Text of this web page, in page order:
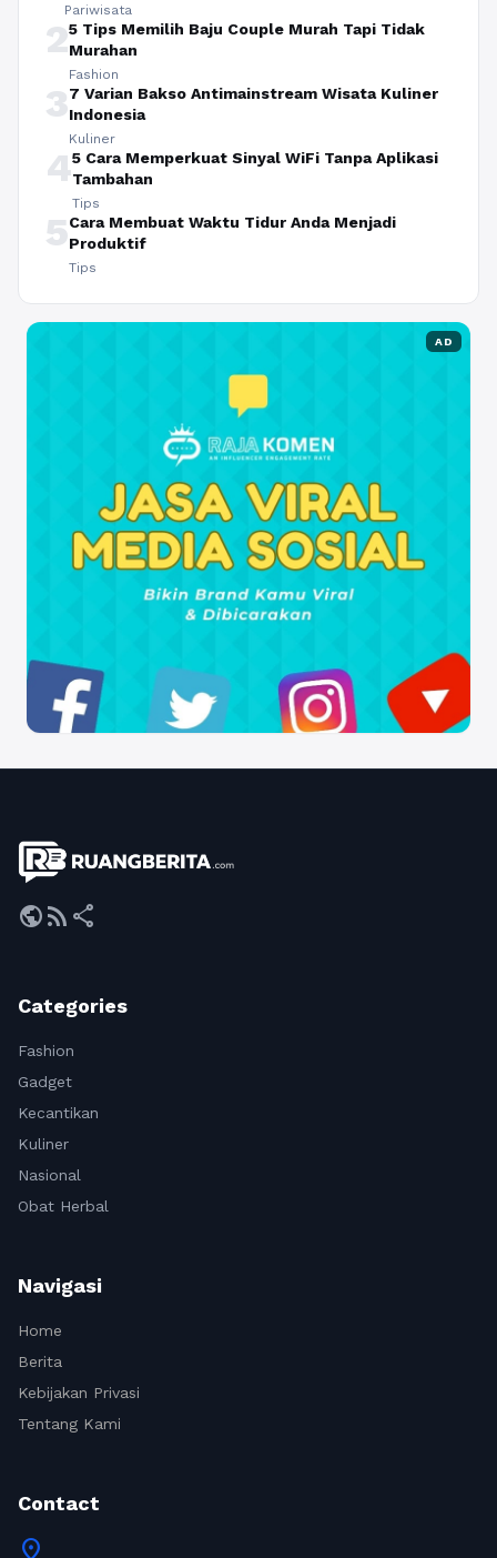
Pariwisata
25 Tips Memilih Baju Couple Murah Tapi Tidak
Murahan
Fashion
37 Varian Bakso Antimainstream Wisata Kuliner
Indonesia
Kuliner
45 Cara Memperkuat Sinyal WiFi Tanpa Aplikasi
Tambahan
Tips
5Cara Membuat Waktu Tidur Anda Menjadi
Produktif
Tips
AD
publicrss_feed share
Categories
Fashion
Gadget
Kecantikan
Kuliner
Nasional
Obat Herbal
Navigasi
Home
Berita
Kebijakan Privasi
Tentang Kami
Contact
location_on